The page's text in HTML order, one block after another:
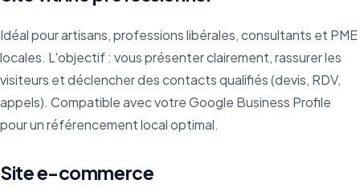
Idéal pour artisans, professions libérales, consultants et PME
locales. L'objectif : vous présenter clairement, rassurer les
visiteurs et déclencher des contacts qualifiés (devis, RDV,
appels). Compatible avec votre Google Business Profile
pour un référencement local optimal.
Site e-commerce